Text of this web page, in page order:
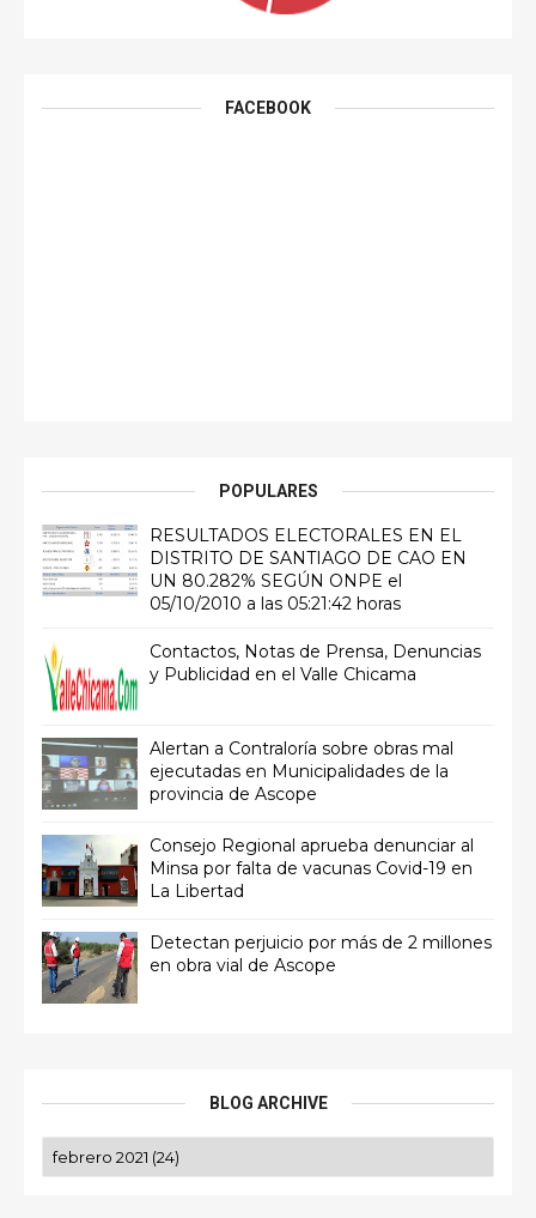
FACEBOOK
POPULARES
RESULTADOS ELECTORALES EN EL
DISTRITO DE SANTIAGO DE CAO EN
UN 80.282% SEGÚN ONPE el
05/10/2010 a las 05:21:42 horas
Contactos, Notas de Prensa, Denuncias
y Publicidad en el Valle Chicama
Alertan a Contraloría sobre obras mal
ejecutadas en Municipalidades de la
provincia de Ascope
Consejo Regional aprueba denunciar al
Minsa por falta de vacunas Covid-19 en
La Libertad
Detectan perjuicio por más de 2 millones
en obra vial de Ascope
BLOG ARCHIVE